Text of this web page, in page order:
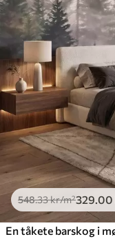
548.33kr/m²329.00